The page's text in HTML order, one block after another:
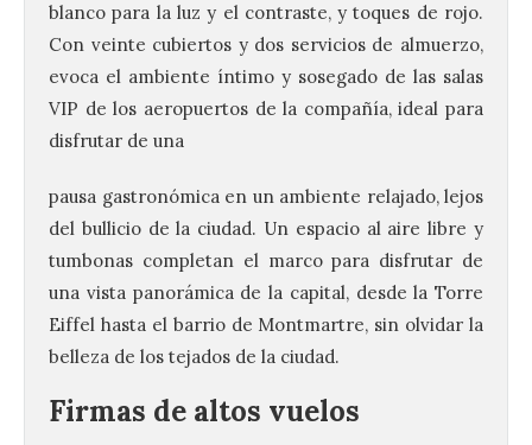
blanco para la luz y el contraste, y toques de rojo.
Con veinte cubiertos y dos servicios de almuerzo,
evoca el ambiente íntimo y sosegado de las salas
VIP de los aeropuertos de la compañía, ideal para
disfrutar de una
pausa gastronómica en un ambiente relajado, lejos
del bullicio de la ciudad. Un espacio al aire libre y
tumbonas completan el marco para disfrutar de
una vista panorámica de la capital, desde la Torre
Eiffel hasta el barrio de Montmartre, sin olvidar la
belleza de los tejados de la ciudad.
Firmas de altos vuelos